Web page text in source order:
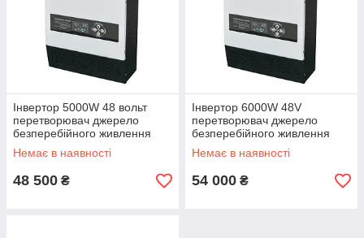
Інвертор 5000W 48 вольт
перетворювач джерело
безперебійного живлення
ДБЖ UPS код товару 10847
Немає в наявності
48 500 ₴
Інвертор 6000W 48V
перетворювач джерело
безперебійного живлення
ДБЖ UPS код товару 10848
Немає в наявності
54 000 ₴